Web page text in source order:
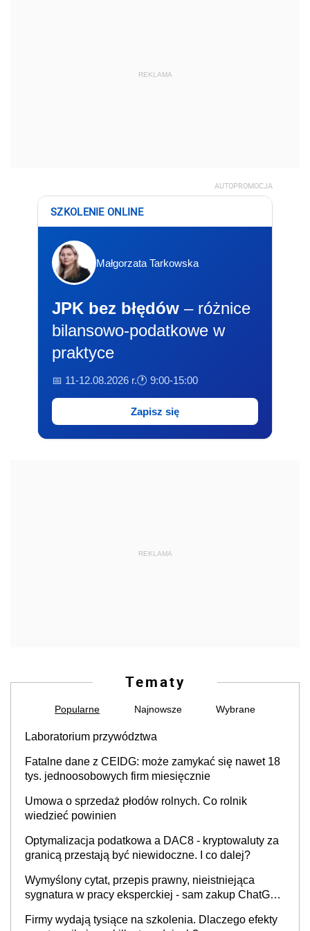
REKLAMA
AUTOPROMOCJA
SZKOLENIE ONLINE
Małgorzata Tarkowska
JPK bez błędów – różnice
bilansowo-podatkowe w
praktyce
📅 11-12.08.2026 r.🕐 9:00-15:00
Zapisz się
REKLAMA
Tematy
Popularne Najnowsze Wybrane
Laboratorium przywództwa
Fatalne dane z CEIDG: może zamykać się nawet 18
tys. jednoosobowych firm miesięcznie
Umowa o sprzedaż płodów rolnych. Co rolnik
wiedzieć powinien
Optymalizacja podatkowa a DAC8 - kryptowaluty za
granicą przestają być niewidoczne. I co dalej?
Wymyślony cytat, przepis prawny, nieistniejąca
sygnatura w pracy eksperckiej - sam zakup ChatGPT
Firmy wydają tysiące na szkolenia. Dlaczego efekty